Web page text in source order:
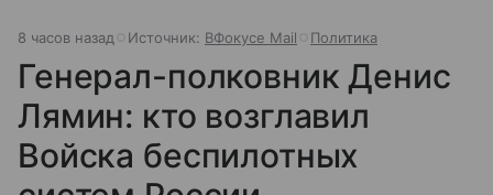
8 часов назад Источник: ВФокусе Mail Политика
Генерал-полковник Денис
Лямин: кто возглавил
Войска беспилотных